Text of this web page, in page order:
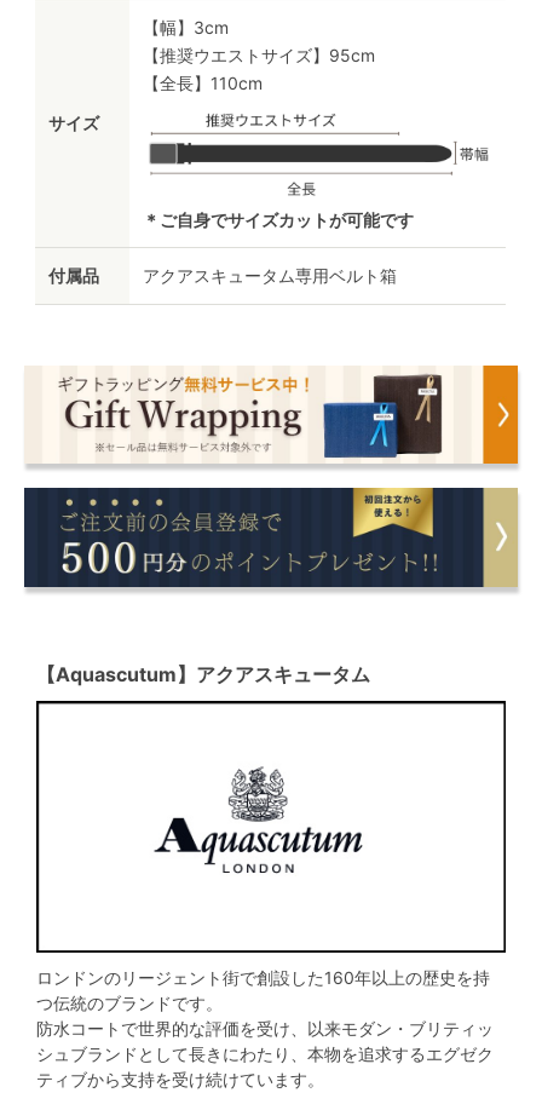
サイズ
【幅】3cm
【推奨ウエストサイズ】95cm
【全長】110cm
＊ご自身でサイズカットが可能です
付属品 アクアスキュータム専用ベルト箱
【Aquascutum】アクアスキュータム
ロンドンのリージェント街で創設した160年以上の歴史を持
つ伝統のブランドです。
防水コートで世界的な評価を受け、以来モダン・ブリティッ
シュブランドとして長きにわたり、本物を追求するエグゼク
ティブから支持を受け続けています。